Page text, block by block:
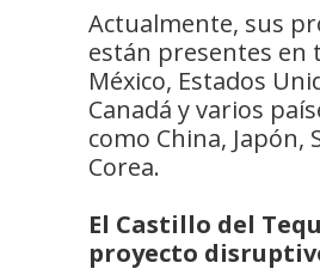
Actualmente, sus
están presentes en
México, Estados
Canadá y varios
como China, Japón,
Corea.
El Castillo del
proyecto